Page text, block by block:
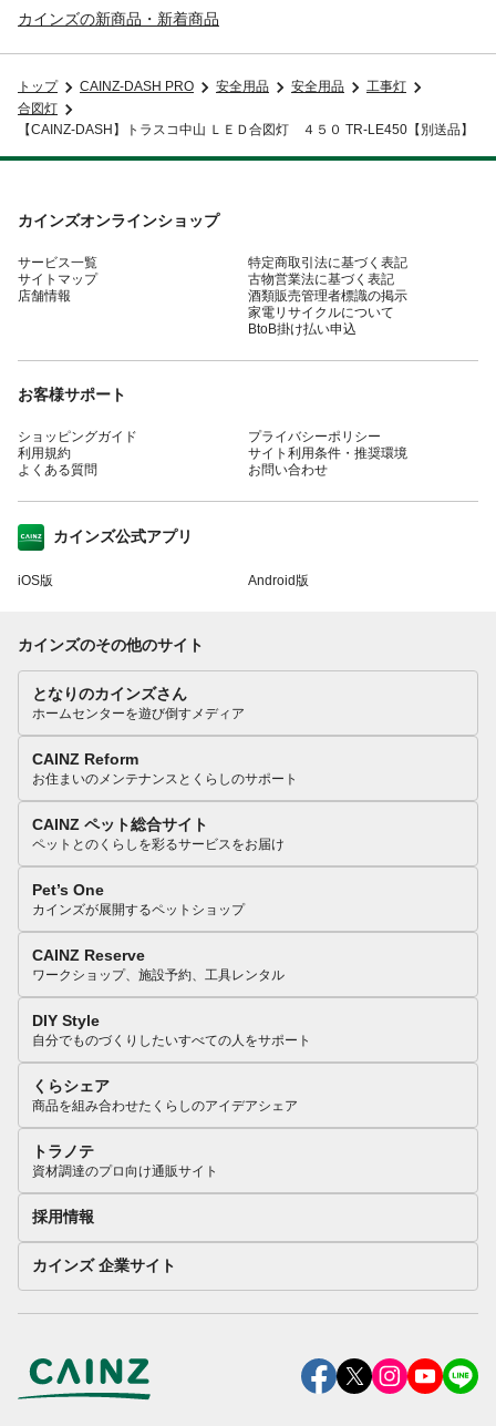
カインズの新商品・新着商品
トップ CAINZ-DASH PRO 安全用品 安全用品
工事灯
合図灯
【CAINZ-DASH】トラスコ中山 ＬＥＤ合図灯 ４５０ TR-LE450【別送品】
カインズオンラインショップ
サービス一覧
サイトマップ
店舗情報
特定商取引法に基づく表記
古物営業法に基づく表記
酒類販売管理者標識の掲示
家電リサイクルについて
BtoB掛け払い申込
お客様サポート
ショッピングガイド
利用規約
よくある質問
プライバシーポリシー
サイト利用条件・推奨環境
お問い合わせ
カインズ公式アプリ
iOS版 Android版
カインズのその他のサイト
となりのカインズさん
ホームセンターを遊び倒すメディア
CAINZ Reform
お住まいのメンテナンスとくらしのサポート
CAINZ ペット総合サイト
ペットとのくらしを彩るサービスをお届け
Pet’s One
カインズが展開するペットショップ
CAINZ Reserve
ワークショップ、施設予約、工具レンタル
DIY Style
自分でものづくりしたいすべての人をサポート
くらシェア
商品を組み合わせたくらしのアイデアシェア
トラノテ
資材調達のプロ向け通販サイト
採用情報
カインズ 企業サイト